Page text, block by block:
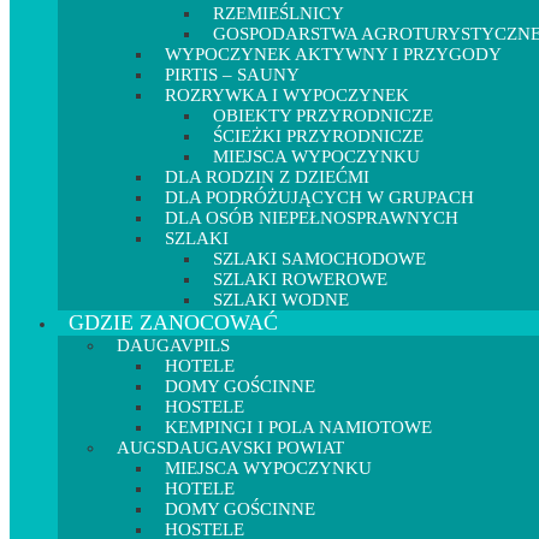
RZEMIEŚLNICY
GOSPODARSTWA
WYPOCZYNEK AKTYWNY I PRZYGODY
PIRTIS – SAUNY
ROZRYWKA I WYPOCZYNEK
OBIEKTY PRZYRODNICZE
ŚCIEŻKI PRZYRODNICZE
MIEJSCA WYPOCZYNKU
DLA RODZIN Z DZIEĆMI
DLA PODRÓŻUJĄCYCH W GRUPACH
DLA OSÓB NIEPEŁNOSPRAWNYCH
SZLAKI
SZLAKI SAMOCHODOWE
SZLAKI ROWEROWE
SZLAKI WODNE
GDZIE ZANOCOWAĆ
DAUGAVPILS
HOTELE
DOMY GOŚCINNE
HOSTELE
KEMPINGI I POLA NAMIOTOWE
AUGSDAUGAVSKI POWIAT
MIEJSCA WYPOCZYNKU
HOTELE
DOMY GOŚCINNE
HOSTELE